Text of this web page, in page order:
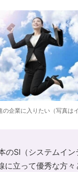
の企業に入りたい（写真は
のSI（システムイ
に立って優秀な方